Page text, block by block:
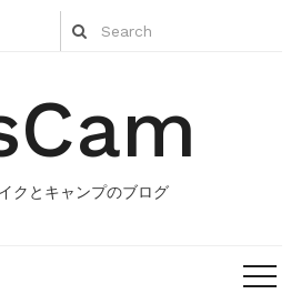
クとキャンプのブログ